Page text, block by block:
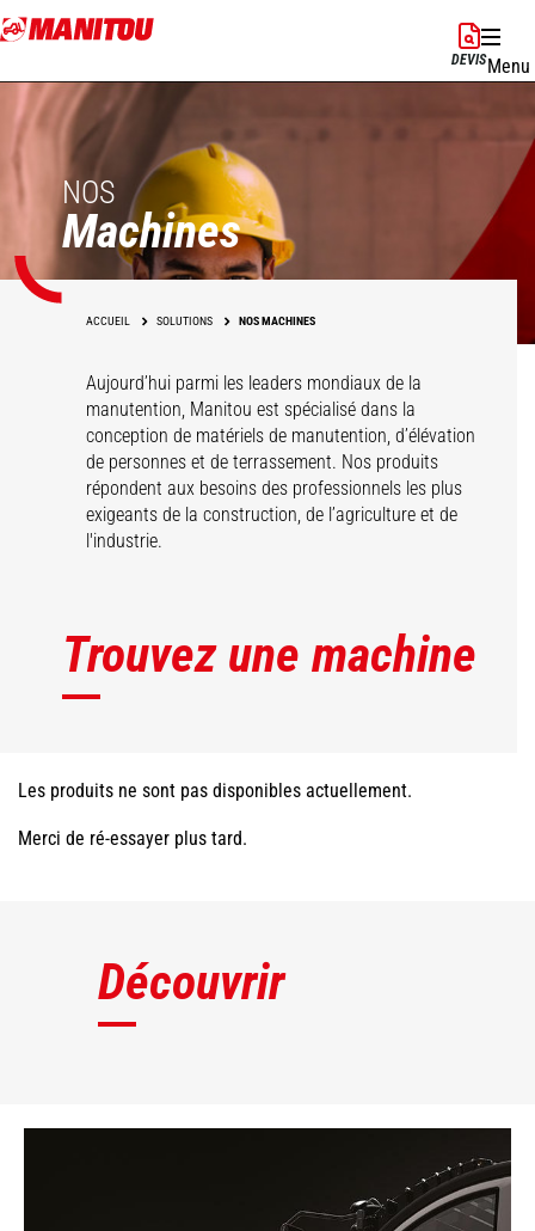
Aller
au
principal
DEVISMenu
NOS
Machines
ACCUEIL SOLUTIONS NOS MACHINES
Aujourd’hui parmi les leaders mondiaux de la
manutention, Manitou est spécialisé dans la
conception de matériels de manutention, d’élévation
de personnes et de terrassement. Nos produits
répondent aux besoins des professionnels les plus
exigeants de la construction, de l’agriculture et de
l'industrie.
Trouvez une machine
Les produits ne sont pas disponibles actuellement.
Merci de ré-essayer plus tard.
Découvrir